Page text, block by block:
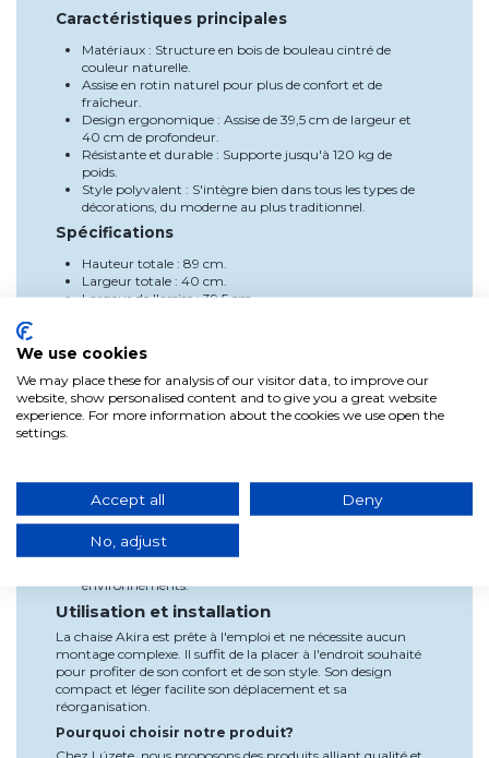
Caractéristiques principales
Matériaux : Structure en bois de bouleau cintré de
couleur naturelle.
Assise en rotin naturel pour plus de confort et de
fraîcheur.
Design ergonomique : Assise de 39,5 cm de largeur et
40 cm de profondeur.
Résistante et durable : Supporte jusqu'à 120 kg de
poids.
Style polyvalent : S'intègre bien dans tous les types de
décorations, du moderne au plus traditionnel.
Spécifications
Hauteur totale : 89 cm.
Largeur totale : 40 cm.
Largeur de l'assise : 39,5 cm.
Capacité de charge : jusqu'à 120 kg.
Avantages
s'intègre facilement à différents styles de décoration.
Durabilité : Fabriquée avec des matériaux naturels
comme le rotin et le bois de bouleau, offrant une
option écologique et durable.
Solidité : Supporte jusqu'à 120 kg, ce qui la rend idéale
environnements.
Utilisation et installation
La chaise Akira est prête à l'emploi et ne nécessite aucun
montage complexe. Il suffit de la placer à l'endroit souhaité
pour profiter de son confort et de son style. Son design
compact et léger facilite son déplacement et sa
réorganisation.
Pourquoi choisir notre produit?
We use cookies
We may place these for analysis of our visitor data, to improve our
website, show personalised content and to give you a great website
experience. For more information about the cookies we use open the
settings.
Accept all Deny
No, adjust